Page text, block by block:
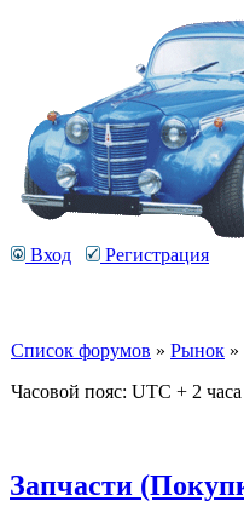
Вход Регистрация
Список форумов » Рынок »
Часовой пояс: UTC + 2 часа
Запчасти